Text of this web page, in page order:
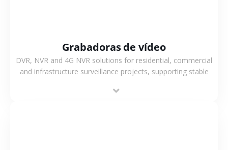
Grabadoras de vídeo
DVR, NVR and 4G NVR solutions for residential, commercial
and infrastructure surveillance projects, supporting stable